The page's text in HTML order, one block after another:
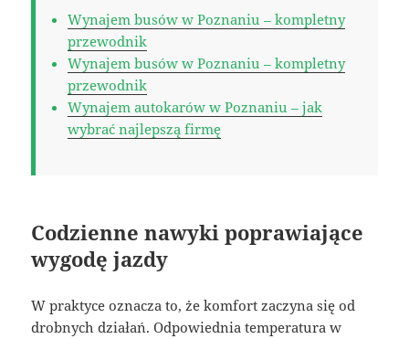
Wynajem busów w Poznaniu – kompletny
przewodnik
Wynajem busów w Poznaniu – kompletny
przewodnik
Wynajem autokarów w Poznaniu – jak
wybrać najlepszą firmę
Codzienne nawyki poprawiające
wygodę jazdy
W praktyce oznacza to, że komfort zaczyna się od
drobnych działań. Odpowiednia temperatura w